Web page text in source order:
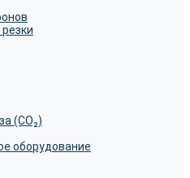
(CO₂)
оборудование